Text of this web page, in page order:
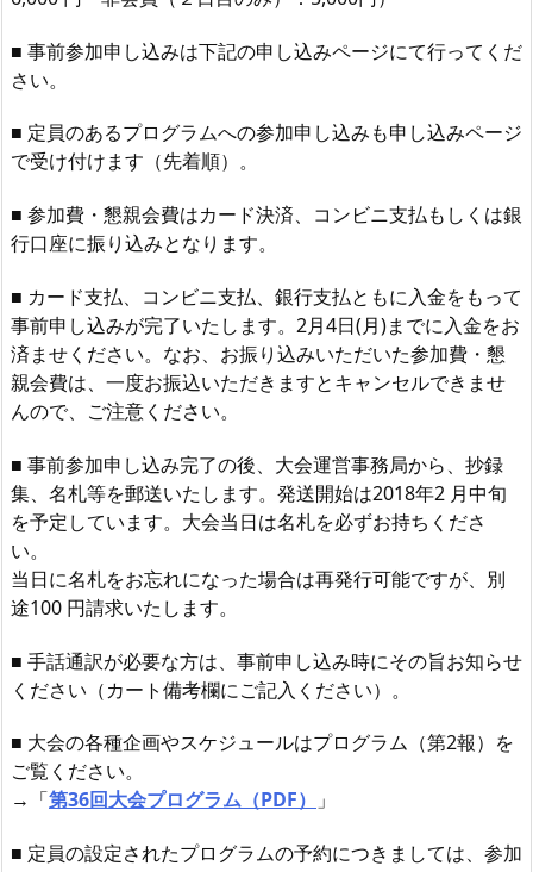
■ 事前参加申し込みは下記の申し込みページにて行ってくだ
さい。
■ 定員のあるプログラムへの参加申し込みも申し込みページ
で受け付けます（先着順）。
■ 参加費・懇親会費はカード決済、コンビニ支払もしくは銀
行口座に振り込みとなります。
■ カード支払、コンビニ支払、銀行支払ともに入金をもって
事前申し込みが完了いたします。2月4日(月)までに入金をお
済ませください。なお、お振り込みいただいた参加費・懇
親会費は、一度お振込いただきますとキャンセルできませ
んので、ご注意ください。
■ 事前参加申し込み完了の後、大会運営事務局から、抄録
集、名札等を郵送いたします。発送開始は2018年2 月中旬
を予定しています。大会当日は名札を必ずお持ちくださ
い。
当日に名札をお忘れになった場合は再発行可能ですが、別
途100 円請求いたします。
■ 手話通訳が必要な方は、事前申し込み時にその旨お知らせ
ください（カート備考欄にご記入ください）。
■ 大会の各種企画やスケジュールはプログラム（第2報）を
ご覧ください。
→「第36回大会プログラム（PDF） 」
■ 定員の設定されたプログラムの予約につきましては、参加